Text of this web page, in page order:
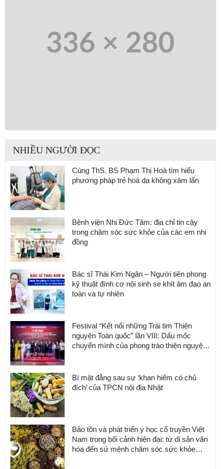
NHIỀU NGƯỜI ĐỌC
Cùng ThS. BS Phạm Thị Hoà tìm hiểu
phương pháp trẻ hoá da không xâm lấn
Bệnh viện Nhi Đức Tâm: địa chỉ tin cậy
trong chăm sóc sức khỏe của các em nhi
đồng
Bác sĩ Thái Kim Ngân – Người tiên phong
kỹ thuật đính cơ nội sinh se khít âm đạo an
toàn và tự nhiên
Festival “Kết nối những Trái tim Thiện
nguyện Toàn quốc” lần VIII: Dấu mốc
chuyển mình của phong trào thiện nguyện
Bí mật đằng sau sự ‘khan hiếm có chủ
đích’ của TPCN nội địa Nhật
Bảo tồn và phát triển y học cổ truyền Việt
Nam trong bối cảnh hiện đại: từ di sản văn
hóa đến sứ mệnh chăm sóc sức khỏe